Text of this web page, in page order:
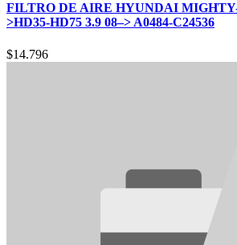
FILTRO DE AIRE HYUNDAI
>HD35-HD75 3.9 08–> A0484-C24536
$14.796